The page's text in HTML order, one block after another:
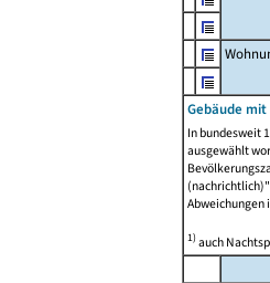
Gebäude
In bundesweit
ausgewählt
Abweichungen
1)auch